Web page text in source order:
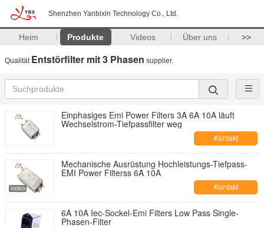
Shenzhen Yanbixin Technology Co., Ltd.
Heim Produkte Videos Über uns >>
Qualität Entstörfilter mit 3 Phasen supplier.
Einphasiges Emi Power Filters 3A 6A 10A läuft
Wechselstrom-Tiefpassfilter weg
Kontakt
Mechanische Ausrüstung Hochleistungs-Tiefpass-
EMI Power Filterss 6A 10A
Kontakt
6A 10A Iec-Sockel-Emi Filters Low Pass Single-
Phasen-Filter